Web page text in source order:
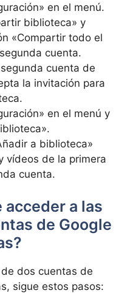
en el menú.
biblioteca» y
«Compartir todo el
cuenta.
cuenta‍ de
‌la invitación⁣ para
en el menú y
a biblioteca»
vídeos de la primera
cuenta.
acceder a las
de Google
dos cuentas de
sigue estos pasos: